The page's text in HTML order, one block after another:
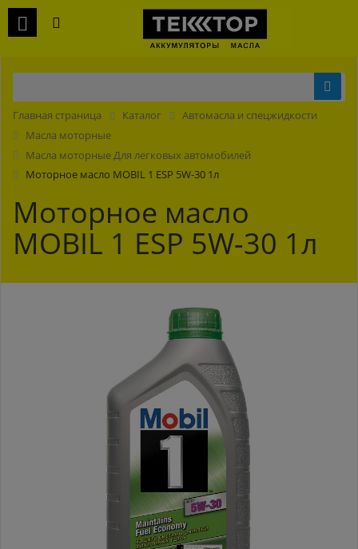
Главная страница Каталог
Автомасла и спецжидкости
Масла моторные
Масла моторные Для легковых автомобилей
Моторное масло MOBIL 1 ESP 5W-30 1л
Моторное масло
MOBIL 1 ESP 5W-30 1л